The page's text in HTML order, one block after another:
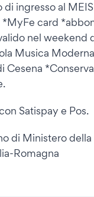
ingresso al
*MyFe card
nel
Musica
Cesena
Satispay e Pos.
di Ministero
Romagna